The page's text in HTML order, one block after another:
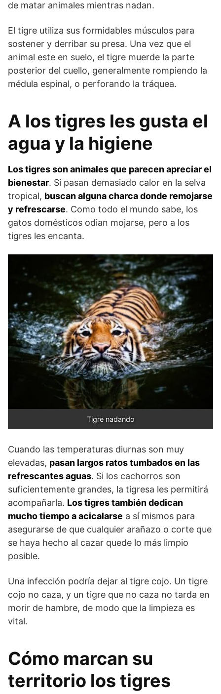
de matar animales mientras nadan.
El tigre utiliza sus formidables músculos para
sostener y derribar su presa. Una vez que el
animal este en suelo, el tigre muerde la parte
posterior del cuello, generalmente rompiendo la
médula espinal, o perforando la tráquea.
A los tigres les gusta el
agua y la higiene
Los tigres son animales que parecen apreciar el
bienestar. Si pasan demasiado calor en la selva
tropical, buscan alguna charca donde remojarse
y refrescarse. Como todo el mundo sabe, los
gatos domésticos odian mojarse, pero a los
tigres les encanta.
Tigre nadando
Cuando las temperaturas diurnas son muy
elevadas, pasan largos ratos tumbados en las
refrescantes aguas. Si los cachorros son
suficientemente grandes, la tigresa les permitirá
acompañarla. Los tigres también dedican
mucho tiempo a acicalarse a sí mismos para
asegurarse de que cualquier arañazo o corte que
se haya hecho al cazar quede lo más limpio
posible.
Una infección podría dejar al tigre cojo. Un tigre
cojo no caza, y un tigre que no caza no tarda en
morir de hambre, de modo que la limpieza es
vital.
Cómo marcan su
territorio los tigres